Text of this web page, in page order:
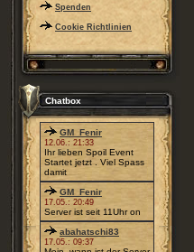
Spenden
Cookie Richtlinien
Chatbox
GM_Fenir
12.06.: 21:33
Ihr lieben Spoil Event
Startet jetzt . Viel Spass
damit
GM_Fenir
17.05.: 20:49
Server ist seit 11Uhr on
abahatschi83
17.05.: 09:37